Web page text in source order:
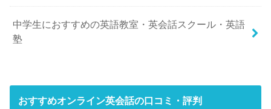
中学生におすすめの英語教室・英会話スクール・英語
塾
おすすめオンライン英会話の口コミ・評判